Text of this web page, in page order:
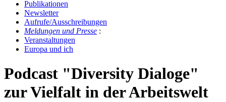
Pu­bli­ka­tio­nen
Newslet­ter
Auf­ru­fe/Aus­schrei­bun­gen
Mel­dun­gen und Pres­se :
Ver­an­stal­tun­gen
Eu­ro­pa und ich
Podcast "Diversity Dialoge"
zur Vielfalt in der Arbeitswelt